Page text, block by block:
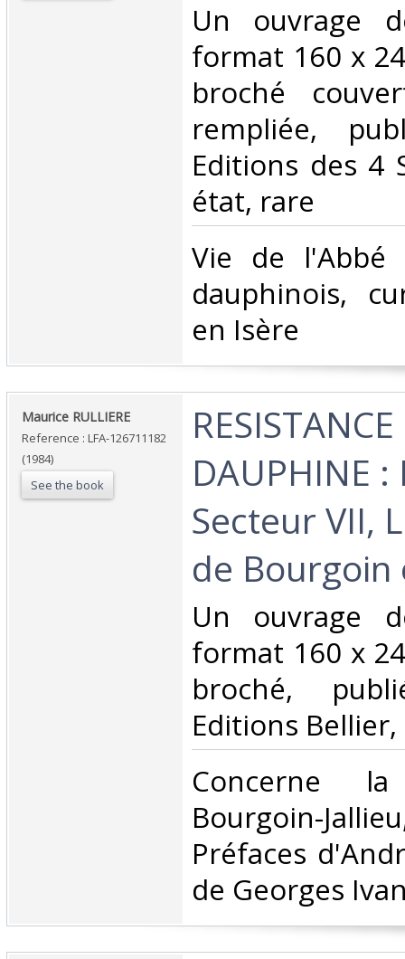
‎Un ouvrage
format 160 x
broché
rempliée,
Editions des 4
état, rare‎
‎Vie de l'Abbé
dauphinois,
en Isère‎
‎Maurice RULLIERE‎
Reference : LFA-126711182
(1984)
See the book
DAUPHINE
Secteur VII,
de Bourgoin
‎Un ouvrage
format 160 x
broché,
Editions
‎Concerne
Bourgoin-
Préfaces
de Georges